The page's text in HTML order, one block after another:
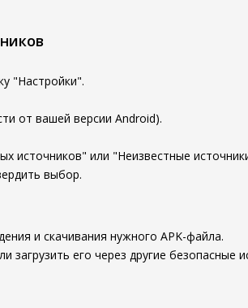
"Настройки".
от вашей версии Android).
источников" или "Неизвестные
выбор.
и скачивания нужного APK-файла.
его через другие безопасные